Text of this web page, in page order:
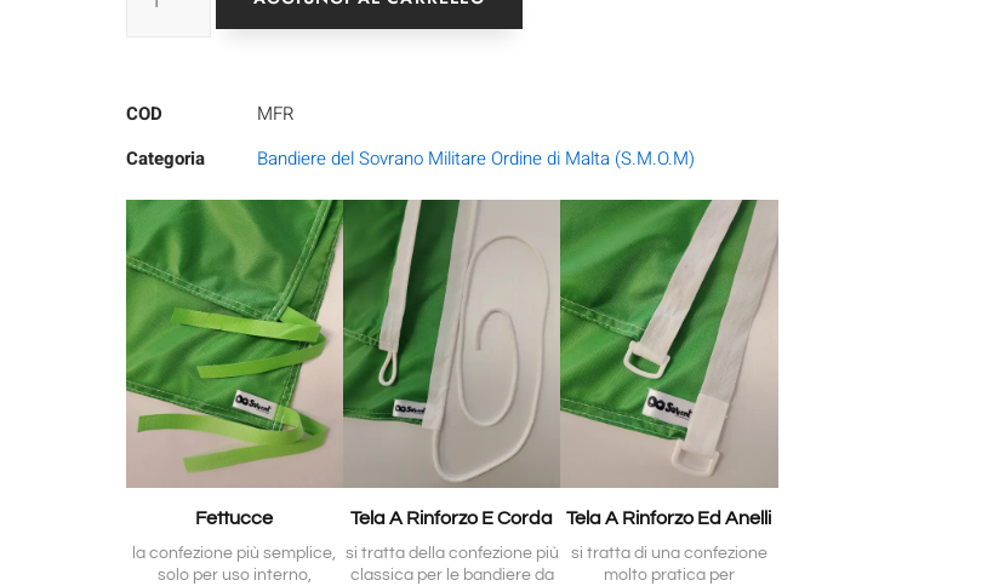
COD
MFR
Categoria
Bandiere del Sovrano Militare Ordine di Malta (S.M.O.M)
Fettucce
la confezione più semplice,
solo per uso interno,
Tela A Rinforzo E Corda
si tratta della confezione più
classica per le bandiere da
Tela A Rinforzo Ed Anelli
si tratta di una confezione
molto pratica per